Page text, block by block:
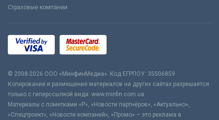
Страховые компании
© 2008-2026 ООО «МинфинМедиа». Код ЕГРПОУ: 35506859
Копирование и размещение материалов на других сайтах разрешается
только с гиперссылкой вида: www.minfin.com.ua
Материалы с пометками «Р», «Новости партнёров», «Актуально»,
«Спецпроект», «Новости компаний», «Промо» – это реклама в